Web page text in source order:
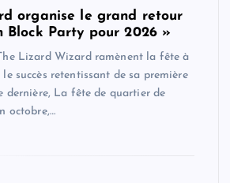
organise le grand retour
Block Party pour 2026 »
Lizard Wizard ramènent la fête à
le succès retentissant de sa première
dernière, La fête de quartier de
octobre,…